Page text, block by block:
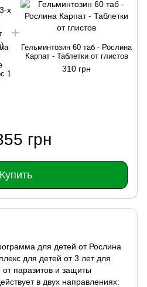
1
Гельминтозин 60 таб - Рослина
Карпат - Таблетки от глистов
310 грн
грн
Купить
для детей от Рослина
для детей от 3 лет для
паразитов и защиты
в двух направлениях: